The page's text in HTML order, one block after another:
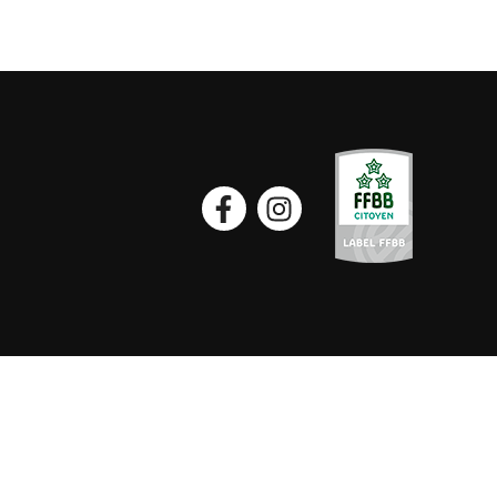
FacebookInstagram